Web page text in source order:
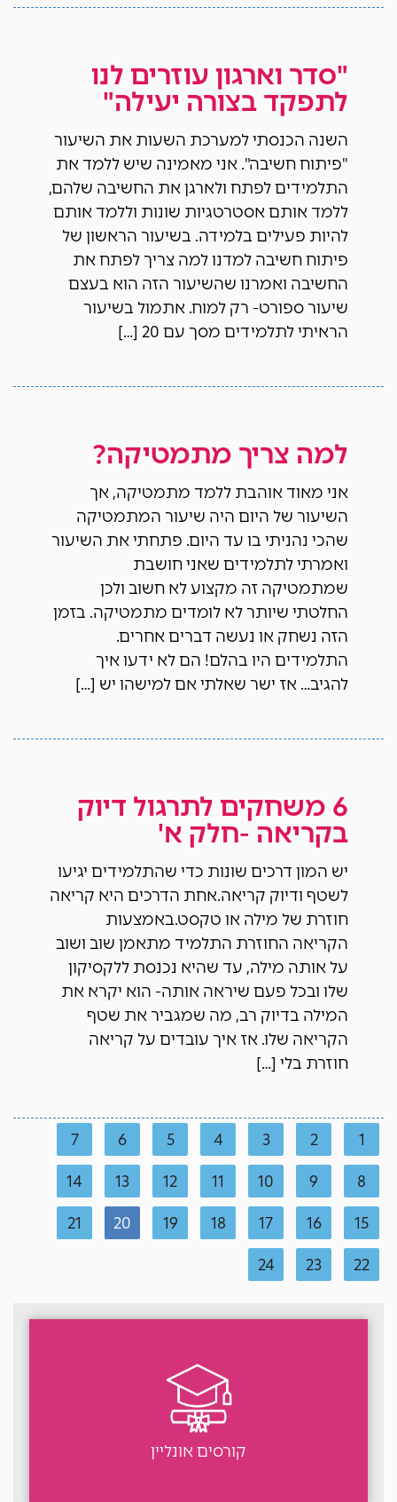
"סדר וארגון עוזרים לנו
לתפקד בצורה יעילה"
השנה הכנסתי למערכת השעות את השיעור
"פיתוח חשיבה". אני מאמינה שיש ללמד את
התלמידים לפתח ולארגן את החשיבה שלהם,
ללמד אותם אסטרטגיות שונות וללמד אותם
להיות פעילים בלמידה. בשיעור הראשון של
פיתוח חשיבה למדנו למה צריך לפתח את
החשיבה ואמרנו שהשיעור הזה הוא בעצם
שיעור ספורט- רק למוח. אתמול בשיעור
הראיתי לתלמידים מסך עם 20 […]
למה צריך מתמטיקה?
אני מאוד אוהבת ללמד מתמטיקה, אך
השיעור של היום היה שיעור המתמטיקה
שהכי נהניתי בו עד היום. פתחתי את השיעור
ואמרתי לתלמידים שאני חושבת
שמתמטיקה זה מקצוע לא חשוב ולכן
החלטתי שיותר לא לומדים מתמטיקה. בזמן
הזה נשחק או נעשה דברים אחרים.
התלמידים היו בהלם! הם לא ידעו איך
להגיב… אז ישר שאלתי אם למישהו יש […]
6 משחקים לתרגול דיוק
בקריאה -חלק א'
יש המון דרכים שונות כדי שהתלמידים יגיעו
לשטף ודיוק קריאה.אחת הדרכים היא קריאה
חוזרת של מילה או טקסט.באמצעות
הקריאה החוזרת התלמיד מתאמן שוב ושוב
על אותה מילה, עד שהיא נכנסת ללקסיקון
שלו ובכל פעם שיראה אותה- הוא יקרא את
המילה בדיוק רב, מה שמגביר את שטף
הקריאה שלו. אז איך עובדים על קריאה
חוזרת בלי […]
1
2
3
4
5
6
7
8
9
10
11
12
13
14
15
16
17
18
19
20
21
22
23
24
קורסים אונליין